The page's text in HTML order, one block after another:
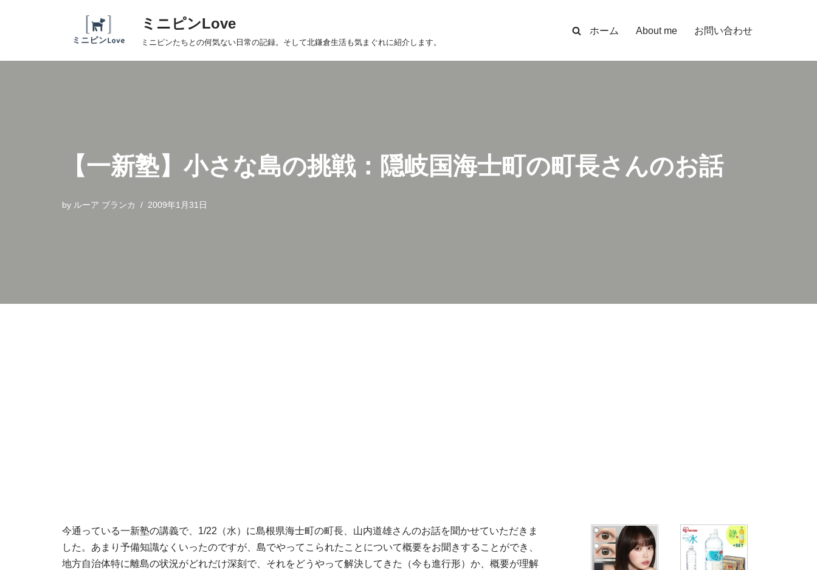
ミニピンLove
ミニピンたちとの何気ない日常の記録。そして北鎌倉生活も気まぐれに紹介します。
ホーム About me お問い合わせ
【一新塾】小さな島の挑戦：隠岐国海士町の町長さんのお話
by ルーア ブランカ 2009年1月31日
今通っている一新塾の講義で、1/22（水）に島根県海士町の町長、山内道雄さんのお話を聞かせていただきま
した。あまり予備知識なくいったのですが、島でやってこられたことについて概要をお聞きすることができ、
地方自治体特に離島の状況がどれだけ深刻で、それをどうやって解決してきた（今も進行形）か、概要が理解